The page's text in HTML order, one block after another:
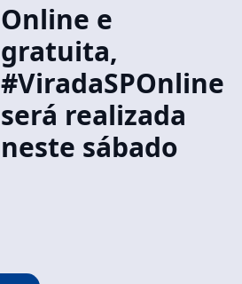
Online e
gratuita,
#ViradaSPOnline
será realizada
neste sábado